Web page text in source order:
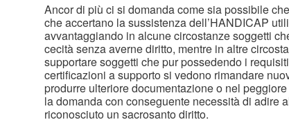
Ancor di più ci si domanda come sia possibile
che accertano la sussistenza dell’HANDICAP
avvantaggiando in alcune circostanze soggetti
cecità senza averne diritto, mentre in altre
supportare soggetti che pur possedendo i
certificazioni a supporto si vedono rimandare
produrre ulteriore documentazione o nel
la domanda con conseguente necessità di adire
riconosciuto un sacrosanto diritto.